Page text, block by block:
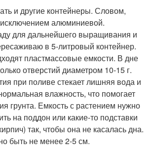
и другие контейнеры. Словом,
алюминиевой.
для дальнейшего выращивания и
в 5-литровый контейнер.
пластмассовые емкости. В дне
отверстий диаметром 10-15 г.
при поливе стекает лишняя вода и
влажность, что помогает
грунта. Емкость с растением нужно
на поддон или какие-то подставки
так, чтобы она не касалась дна.
быть не менее 2-5 см.